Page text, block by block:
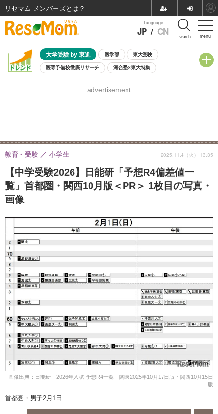
menu
Language
JP / CN search
大学受験 by 東進 医学部 東大受験
医専予備校徹底リサーチ 河合塾×東大特集
8月開催学校説明会・相談会
advertisement
【中学受験2026】日能研「予想R4偏差値一
覧」首都圏・関西10月版＜PR＞ 1枚目の写真・
画像
教育・受験 小学生 2025.11.4（火） 13:35
画像出典：日能研「2026年入試 予想R4一覧」関東2025年10月17日版・関西10月15日
版
首都圏・男子2月1日
リセマム メンバーズ